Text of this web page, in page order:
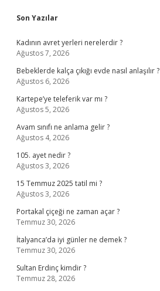
Sidebar
Son Yazılar
Kadının avret yerleri nerelerdir ?
Ağustos 7, 2026
Bebeklerde kalça çıkığı evde nasıl anlaşılır ?
Ağustos 6, 2026
Kartepe’ye teleferik var mı ?
Ağustos 5, 2026
Avam sınıfı ne anlama gelir ?
Ağustos 4, 2026
105. ayet nedir ?
Ağustos 3, 2026
15 Temmuz 2025 tatil mi ?
Ağustos 3, 2026
Portakal çiçeği ne zaman açar ?
Temmuz 30, 2026
İtalyanca’da iyi günler ne demek ?
Temmuz 30, 2026
Sultan Erdinç kimdir ?
Temmuz 28, 2026